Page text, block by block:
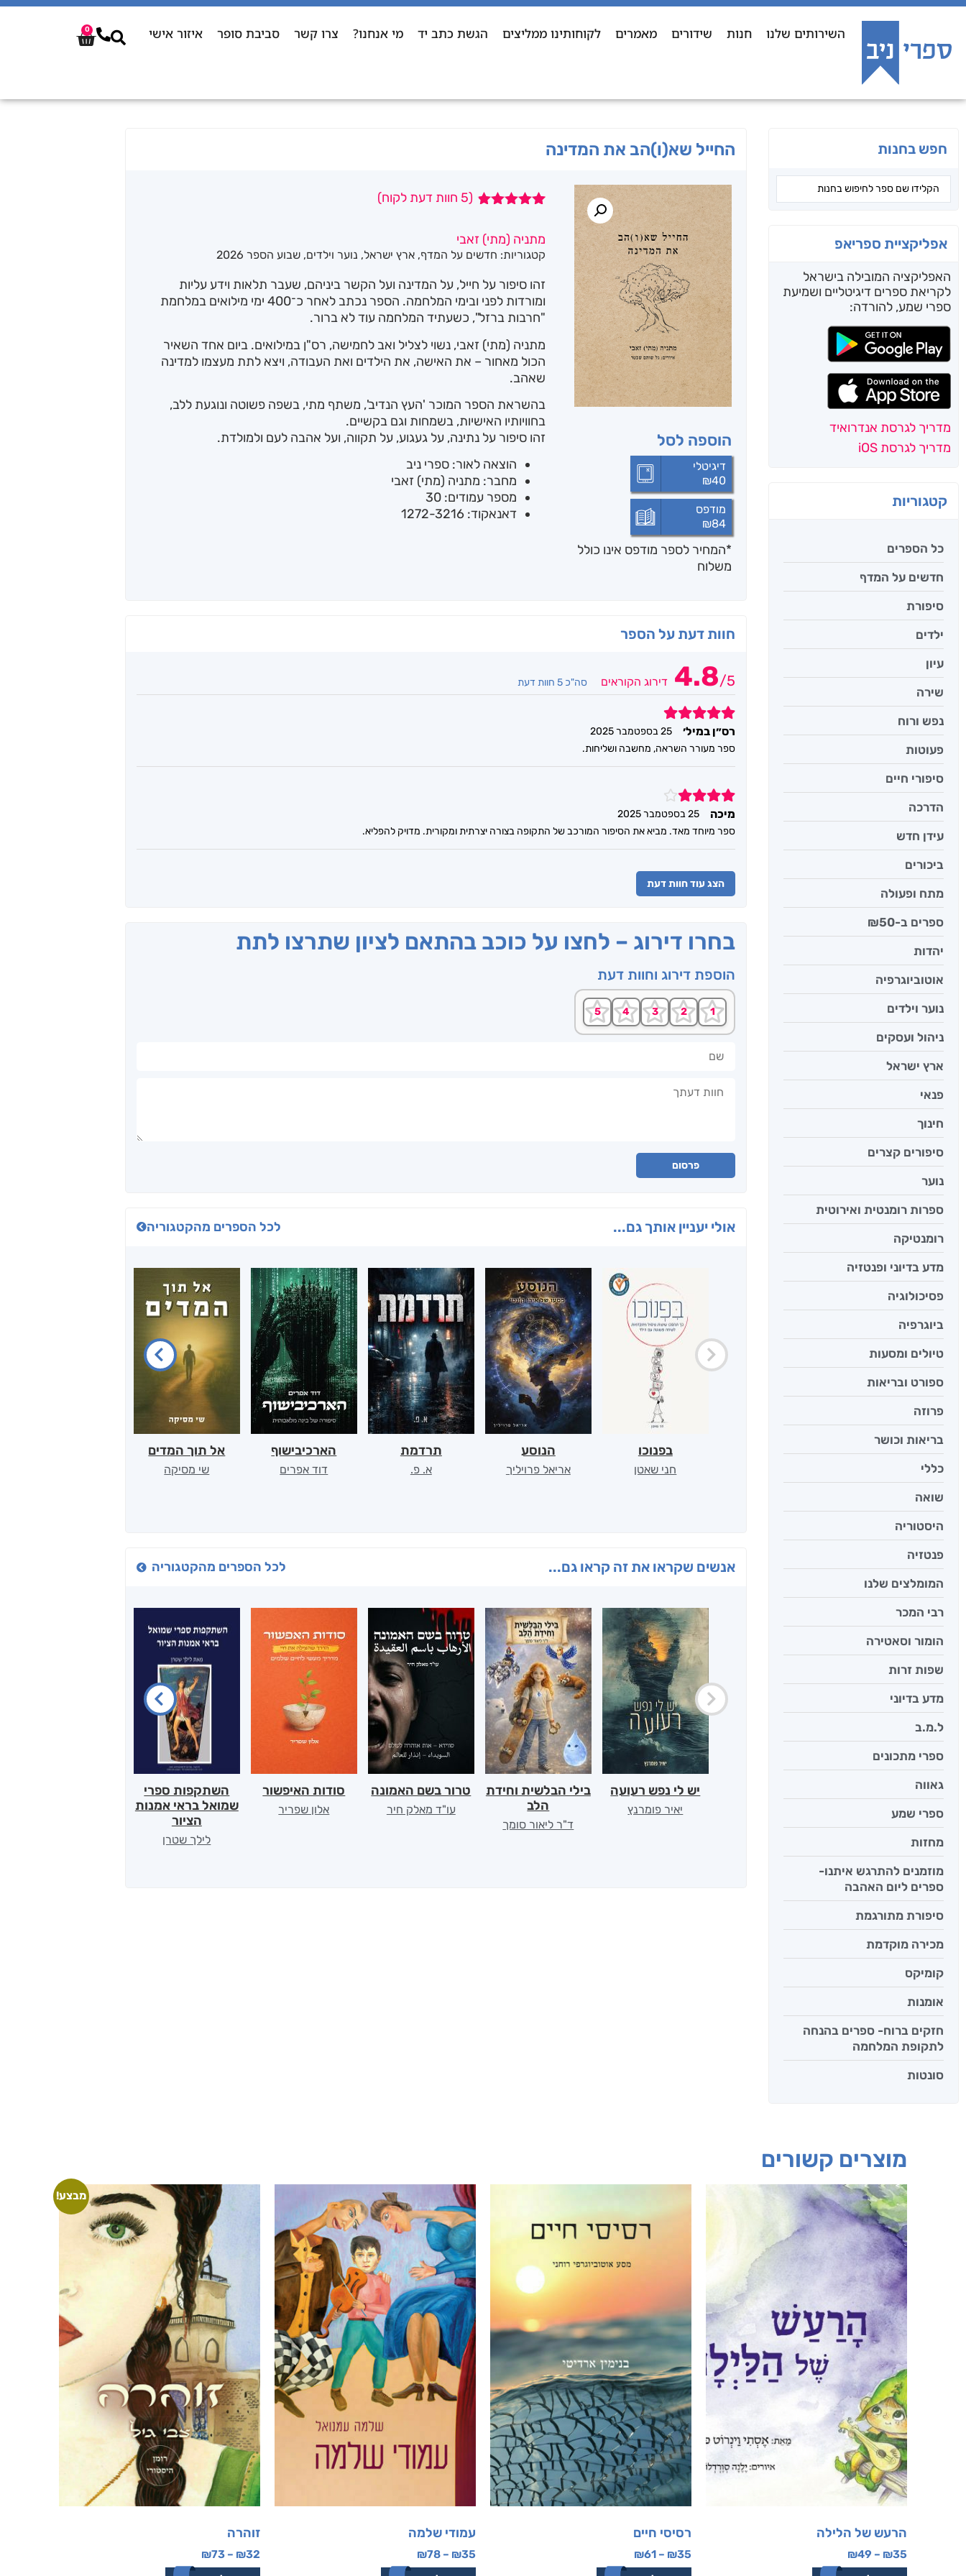
השירותים שלנו חנות שידורים מאמרים לקוחותינו ממליצים הגשת כתב יד מי אנחנו? צרו קשר סביבת סופר איזור אישי 0
חפש בחנות
אפליקציית ספריאפ
האפליקציה המובילה בישראל
לקריאת ספרים דיגיטליים ושמיעת
ספרי שמע, להורדה:
מדריך לגרסת אנדרואיד
מדריך לגרסת iOS
קטגוריות
כל הספרים
חדשים על המדף
סיפורת
ילדים
עיון
שירה
נפש ורוח
פעוטות
סיפורי חיים
הדרכה
עידן חדש
ביכורים
מתח ופעולה
ספרים ב-₪50
יהדות
אוטוביוגרפיה
נוער וילדים
ניהול ועסקים
ארץ ישראל
פנאי
חינוך
סיפורים קצרים
נוער
ספרות רומנטית ואירוטית
רומנטיקה
מדע בדיוני ופנטזיה
פסיכולוגיה
ביוגרפיה
טיולים ומסעות
ספורט ובריאות
פרוזה
בריאות וכושר
כללי
שואה
היסטוריה
פנטזיה
המומלצים שלנו
רבי המכר
הומור וסאטירה
שפות זרות
מדע בדיוני
ל.מ.ב
ספרי מתכונים
גאווה
ספרי שמע
מחזות
מוזמנים להתרגש איתנו-
ספרים ליום האהבה
סיפורת מתורגמת
מכירה מוקדמת
קומיקס
אומנות
חזקים ברוח- ספרים בהנחה
לתקופת המלחמה
סונטות
החייל שא(ו)הב את המדינה
הוספה לסל
דיגיטלי
₪40
מודפס
₪84
*המחיר לספר מודפס אינו כולל
משלוח
5 מבוסס על
דירוגים של
(
5 חוות דעת לקוח)
מתניה (מתי) זאבי
קטגוריות: חדשים על המדף, ארץ ישראל, נוער וילדים, שבוע הספר 2026
זהו סיפור על חייל, על המדינה ועל הקשר ביניהם, שעבר תלאות וידע עליות
ומורדות לפני ובימי המלחמה. הספר נכתב לאחר כ־400 ימי מילואים במלחמת
"חרבות ברזל", כשעתיד המלחמה עוד לא ברור.
מתניה (מתי) זאבי, נשוי לצליל ואב לחמישה, רס"ן במילואים. ביום אחד השאיר
הכול מאחור – את האישה, את הילדים ואת העבודה, ויצא לתת מעצמו למדינה
שאהב.
בהשראת הספר המוכר 'העץ הנדיב', משתף מתי, בשפה פשוטה ונוגעת ללב,
בחוויותיו האישיות, בשמחות וגם בקשיים.
זהו סיפור על נתינה, על געגוע, על תקווה, ועל אהבה לעם ולמולדת.
הוצאה לאור: ספרי ניב
מחבר: מתניה (מתי) זאבי
מספר עמודים: 30
דאנאקוד: 1272-3216
חוות דעת על הספר
4.8/5 דירוג הקוראים סה"כ 5 חוות דעת
5
רס״ן במיל׳
25 בספטמבר 2025
ספר מעורר השראה, מחשבה ושליחות.
4
מיכה
25 בספטמבר 2025
ספר מיוחד מאד. מביא את הסיפור המורכב של התקופה בצורה יצרתית ומקורית. מדויק להפליא.
הצג עוד חוות דעת
בחרו דירוג – לחצו על כוכב בהתאם לציון שתרצו לתת
הוספת דירוג וחוות דעת
פרסום
אולי יעניין אותך גם... לכל הספרים מהקטגוריה
בפנוכו
חני שאטן
הנוסע
אריאל פרויליך
תרדמת
א. פ.
הארכיבישוף
דוד אפרים
אל תוך המדים
שי מסיקה
אנשים שקראו את זה קראו גם... לכל הספרים מהקטגוריה
יש לי נפש רעועה
יאיר פומרנץ
בילי הבלשית וחידת
הלב
ד"ר ליאור סומך
טרור בשם האמונה
עו"ד מאלק חיר
סודות האיפשור
אלון שפריר
השתקפות ספרי
שמואל בראי אמנות
הציור
לילך שטרן
מוצרים קשורים
הרעש של הלילה
₪35
–
₪49
רסיסי חיים
₪35
–
₪61
עמודי שלמה
₪35
–
₪78
מבצע!
זוהרה
₪32
–
₪73